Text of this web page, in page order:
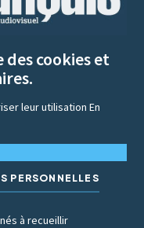
des cookies et
leur utilisationEn
PERSONNELLES
à recueillir